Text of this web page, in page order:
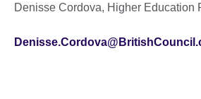
Denisse Cordova, Higher Education